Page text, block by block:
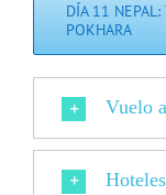
DÍA 11 NEPAL:
POKHARA
Vuelo